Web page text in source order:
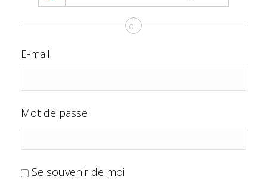
ou
E-mail
Mot de passe
Se souvenir de moi